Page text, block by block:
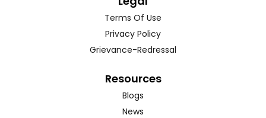
Terms Of Use
Privacy Policy
Grievance-Redressal
Resources
Blogs
News